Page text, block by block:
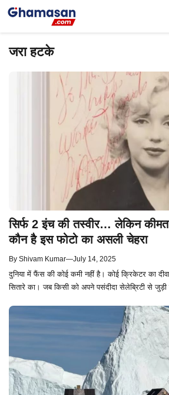
Skip
जरा हटके
सिर्फ 2 इंच की तस्वीर… लेकिन
कौन है इस फोटो का असली चेहरा
By Shivam Kumar—July 14, 2025
दुनिया में फैंस की कोई कमी नहीं है। कोई क्रिकेटर का
सितारे का। जब किसी को अपने पसंदीदा सेलेब्रिटी से जुड़ी